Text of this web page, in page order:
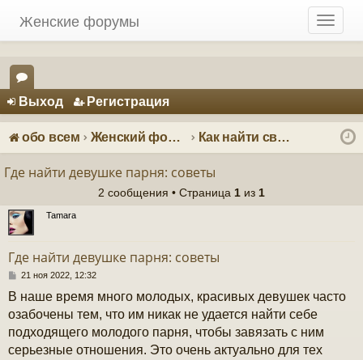
T
o
l
n
v
Женские форумы
Регистрация
ор
ум
Выход Регистрация
обо всем Женский форум о мужчинах Как найти своего принца
Где найти девушке парня: советы
2 сообщения • Страница 1 из 1
Tamara
Где найти девушке парня: советы
С
о
б
е
н
21 ноя 2022, 12:32
В наше время много молодых, красивых девушек часто
озабочены тем, что им никак не удается найти себе
подходящего молодого парня, чтобы завязать с ним
серьезные отношения. Это очень актуально для тех